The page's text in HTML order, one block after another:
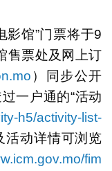
影馆”门票将于9
售票处及网上订
）同步公开
一户通的“活动
h5/activity-list-
活动详情可浏览
fim